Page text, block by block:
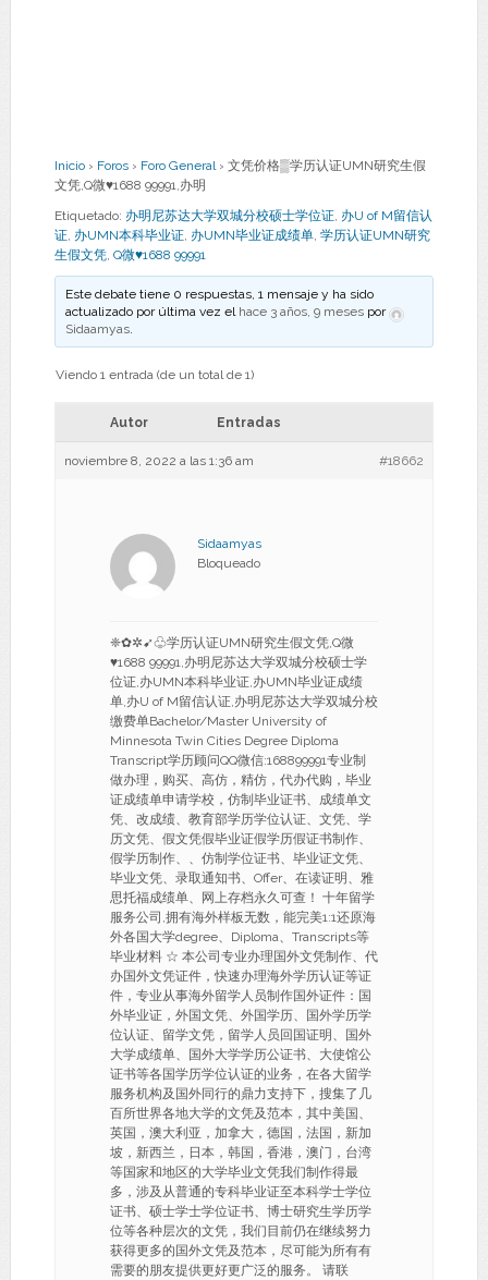
Inicio › Foros › Foro General › 文凭价格▒学历认证UMN研究生假
文凭,Q微♥1688 99991,办明
Etiquetado: 办明尼苏达大学双城分校硕士学位证, 办U of M留信认
证, 办UMN本科毕业证, 办UMN毕业证成绩单, 学历认证UMN研究
生假文凭, Q微♥1688 99991
Este debate tiene 0 respuestas, 1 mensaje y ha sido
actualizado por última vez el hace 3 años, 9 meses por
Sidaamyas.
Viendo 1 entrada (de un total de 1)
Autor Entradas
noviembre 8, 2022 a las 1:36 am #18662
Sidaamyas
Bloqueado
❈✿✲➹♧学历认证UMN研究生假文凭,Q微
♥1688 99991,办明尼苏达大学双城分校硕士学
位证,办UMN本科毕业证,办UMN毕业证成绩
单,办U of M留信认证,办明尼苏达大学双城分校
缴费单Bachelor/Master University of
Minnesota Twin Cities Degree Diploma
Transcript学历顾问QQ微信:168899991专业制
做办理，购买、高仿，精仿，代办代购，毕业
证成绩单申请学校，仿制毕业证书、成绩单文
凭、改成绩、教育部学历学位认证、文凭、学
历文凭、假文凭假毕业证假学历假证书制作、
假学历制作、、仿制学位证书、毕业证文凭、
毕业文凭、录取通知书、Offer、在读证明、雅
思托福成绩单、网上存档永久可查！ 十年留学
服务公司,拥有海外样板无数，能完美1:1还原海
外各国大学degree、Diploma、Transcripts等
毕业材料 ☆ 本公司专业办理国外文凭制作、代
办国外文凭证件，快速办理海外学历认证等证
件，专业从事海外留学人员制作国外证件：国
外毕业证，外国文凭、外国学历、国外学历学
位认证、留学文凭，留学人员回国证明、国外
大学成绩单、国外大学学历公证书、大使馆公
证书等各国学历学位认证的业务，在各大留学
服务机构及国外同行的鼎力支持下，搜集了几
百所世界各地大学的文凭及范本，其中美国、
英国，澳大利亚，加拿大，德国，法国，新加
坡，新西兰，日本，韩国，香港，澳门，台湾
等国家和地区的大学毕业文凭我们制作得最
多，涉及从普通的专科毕业证至本科学士学位
证书、硕士学士学位证书、博士研究生学历学
位等各种层次的文凭，我们目前仍在继续努力
获得更多的国外文凭及范本，尽可能为所有有
需要的朋友提供更好更广泛的服务。 请联